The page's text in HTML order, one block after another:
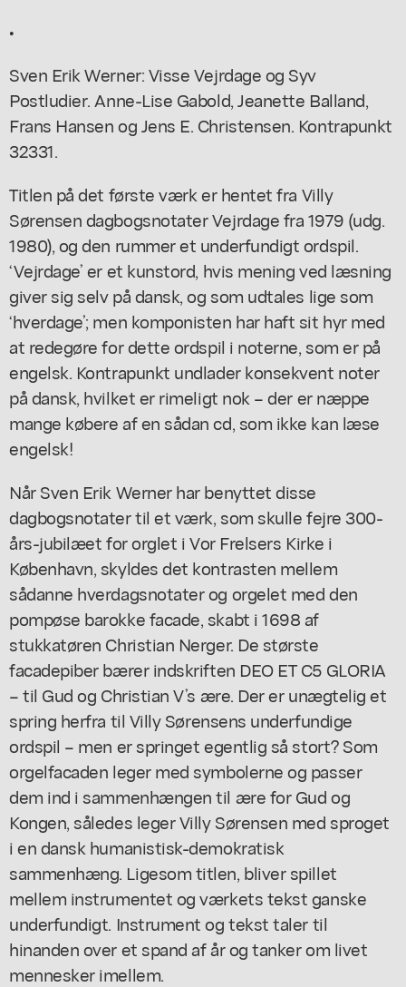
•
Sven Erik Werner:Visse VejrdageogSyv
Postludier. Anne-Lise Gabold, Jeanette Balland,
Frans Hansen og Jens E. Christensen. Kontrapunkt
32331.
Titlen på det første værk er hentet fra Villy
Sørensen dagbogsnotaterVejrdagefra 1979 (udg.
1980), og den rummer et underfundigt ordspil.
‘Vejrdage’ er et kunstord, hvis mening ved læsning
giver sig selv på dansk, og som udtales lige som
‘hverdage’; men komponisten har haft sit hyr med
at redegøre for dette ordspil i noterne, som er på
engelsk. Kontrapunkt undlader konsekvent noter
på dansk, hvilket er rimeligt nok – der er næppe
mange købere af en sådan cd, som ikke kan læse
engelsk!
Når Sven Erik Werner har benyttet disse
dagbogsnotater til et værk, som skulle fejre 300-
års-jubilæet for orglet i Vor Frelsers Kirke i
København, skyldes det kontrasten mellem
sådanne hverdagsnotater og orgelet med den
pompøse barokke facade, skabt i 1698 af
stukkatøren Christian Nerger. De største
facadepiber bærer indskriften DEO ET C5 GLORIA
– til Gud og Christian V’s ære. Der er unægtelig et
spring herfra til Villy Sørensens underfundige
ordspil – men er springet egentlig så stort? Som
orgelfacaden leger med symbolerne og passer
dem ind i sammenhængen til ære for Gud og
Kongen, således leger Villy Sørensen med sproget
i en dansk humanistisk-demokratisk
sammenhæng. Ligesom titlen, bliver spillet
mellem instrumentet og værkets tekst ganske
underfundigt. Instrument og tekst taler til
hinanden over et spand af år og tanker om livet
mennesker imellem.